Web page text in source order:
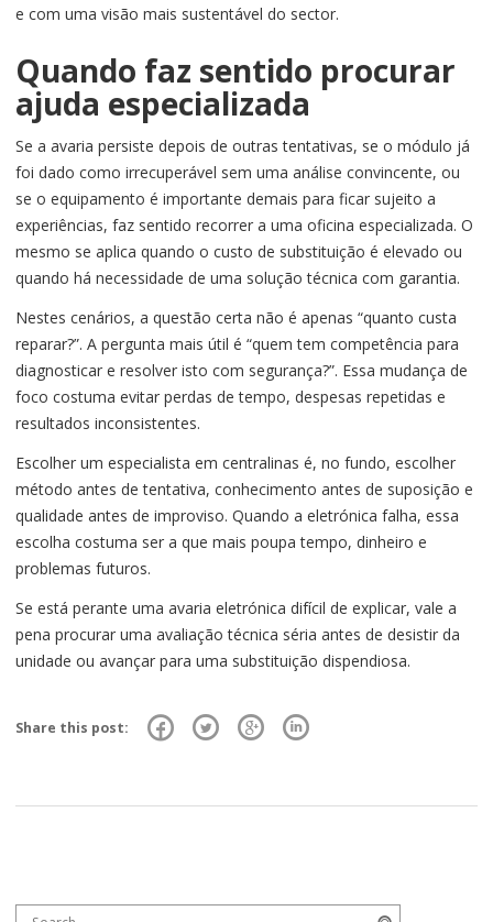
e com uma visão mais sustentável do sector.
Quando faz sentido procurar
ajuda especializada
Se a avaria persiste depois de outras tentativas, se o módulo já
foi dado como irrecuperável sem uma análise convincente, ou
se o equipamento é importante demais para ficar sujeito a
experiências, faz sentido recorrer a uma oficina especializada. O
mesmo se aplica quando o custo de substituição é elevado ou
quando há necessidade de uma solução técnica com garantia.
Nestes cenários, a questão certa não é apenas “quanto custa
reparar?”. A pergunta mais útil é “quem tem competência para
diagnosticar e resolver isto com segurança?”. Essa mudança de
foco costuma evitar perdas de tempo, despesas repetidas e
resultados inconsistentes.
Escolher um especialista em centralinas é, no fundo, escolher
método antes de tentativa, conhecimento antes de suposição e
qualidade antes de improviso. Quando a eletrónica falha, essa
escolha costuma ser a que mais poupa tempo, dinheiro e
problemas futuros.
Se está perante uma avaria eletrónica difícil de explicar, vale a
pena procurar uma avaliação técnica séria antes de desistir da
unidade ou avançar para uma substituição dispendiosa.
Share this post:
Search for: